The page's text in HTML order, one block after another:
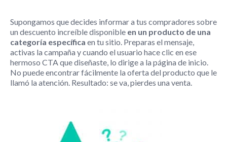
Supongamos que decides informar a tus compradores sobre
un descuento increíble disponible en un producto de una
categoría específica en tu sitio. Preparas el mensaje,
activas la campaña y cuando el usuario hace clic en ese
hermoso CTA que diseñaste, lo dirige a la página de inicio.
No puede encontrar fácilmente la oferta del producto que le
llamó la atención. Resultado: se va, pierdes una venta.